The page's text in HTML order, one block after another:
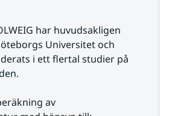
har huvudsakligen
Universitet och
i ett flertal studier på
av